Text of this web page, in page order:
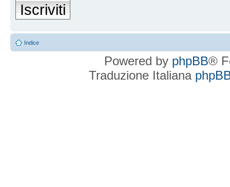
Iscriviti
Indice
Powered by phpBB®
Traduzione Italiana